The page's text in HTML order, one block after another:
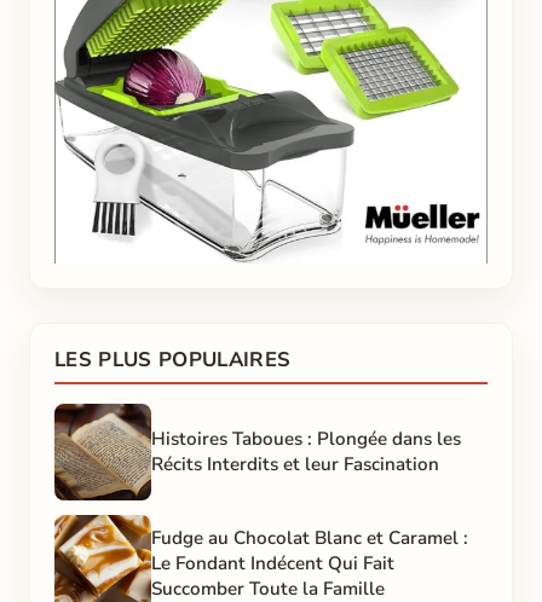
LES PLUS POPULAIRES
Histoires Taboues : Plongée dans les
Récits Interdits et leur Fascination
Fudge au Chocolat Blanc et Caramel :
Le Fondant Indécent Qui Fait
Succomber Toute la Famille